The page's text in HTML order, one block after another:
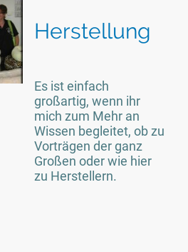
Herstellung
Es ist einfach
großartig, wenn ihr
mich zum Mehr an
Wissen begleitet, ob zu
Vorträgen der ganz
Großen oder wie hier
zu Herstellern.